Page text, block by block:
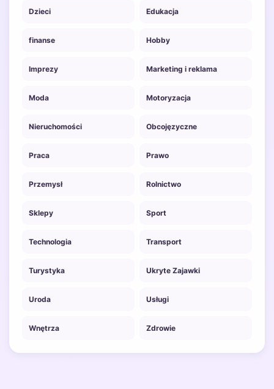
Dzieci Edukacja
finanse Hobby
Imprezy Marketing i reklama
Moda Motoryzacja
Nieruchomości Obcojęzyczne
Praca Prawo
Przemysł Rolnictwo
Sklepy Sport
Technologia Transport
Turystyka Ukryte Zajawki
Uroda Usługi
Wnętrza Zdrowie